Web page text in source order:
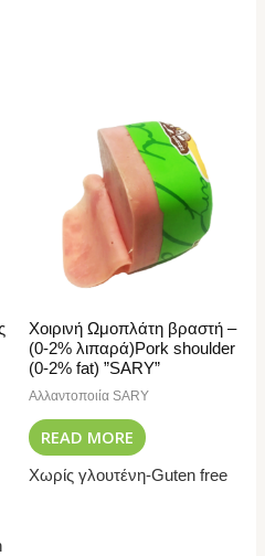
Χοιρινή Ωμοπλάτη βραστή –
(0-2% λιπαρά)Pork shoulder
(0-2% fat) ”SARY”
Αλλαντοποιία SARY
READ MORE
Χωρίς γλουτένη-Guten free